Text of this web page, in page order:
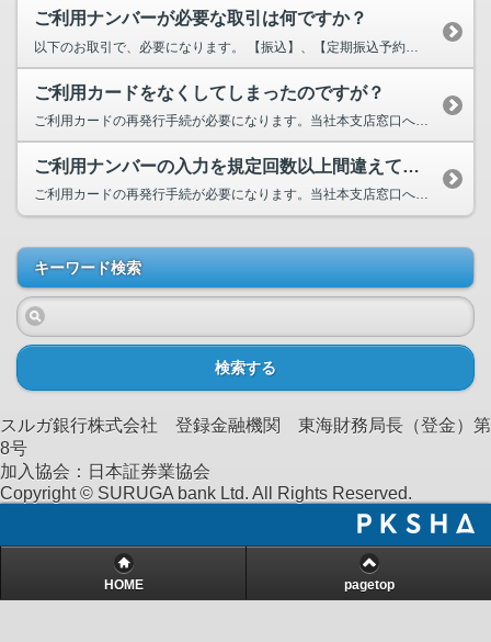
ご利用ナンバーが必要な取引は何ですか？
ご利用カードをなくしてしまったのですが？
ご利用カードの再発行手続が必要になります。当社本支店窓口へご来店のうえ、お手続をお願いいたしま...
ご利用ナンバーの入力を規定回数以上間違えてしまったのですが？
ご利用カードの再発行手続が必要になります。当社本支店窓口へご来店のうえ、お手続をお願いいたしま...
キーワード検索
検索する
スルガ銀行株式会社 登録金融機関 東海財務局長（登金）第
8号
加入協会：日本証券業協会
Copyright © SURUGA bank Ltd. All Rights Reserved.
HOME pagetop